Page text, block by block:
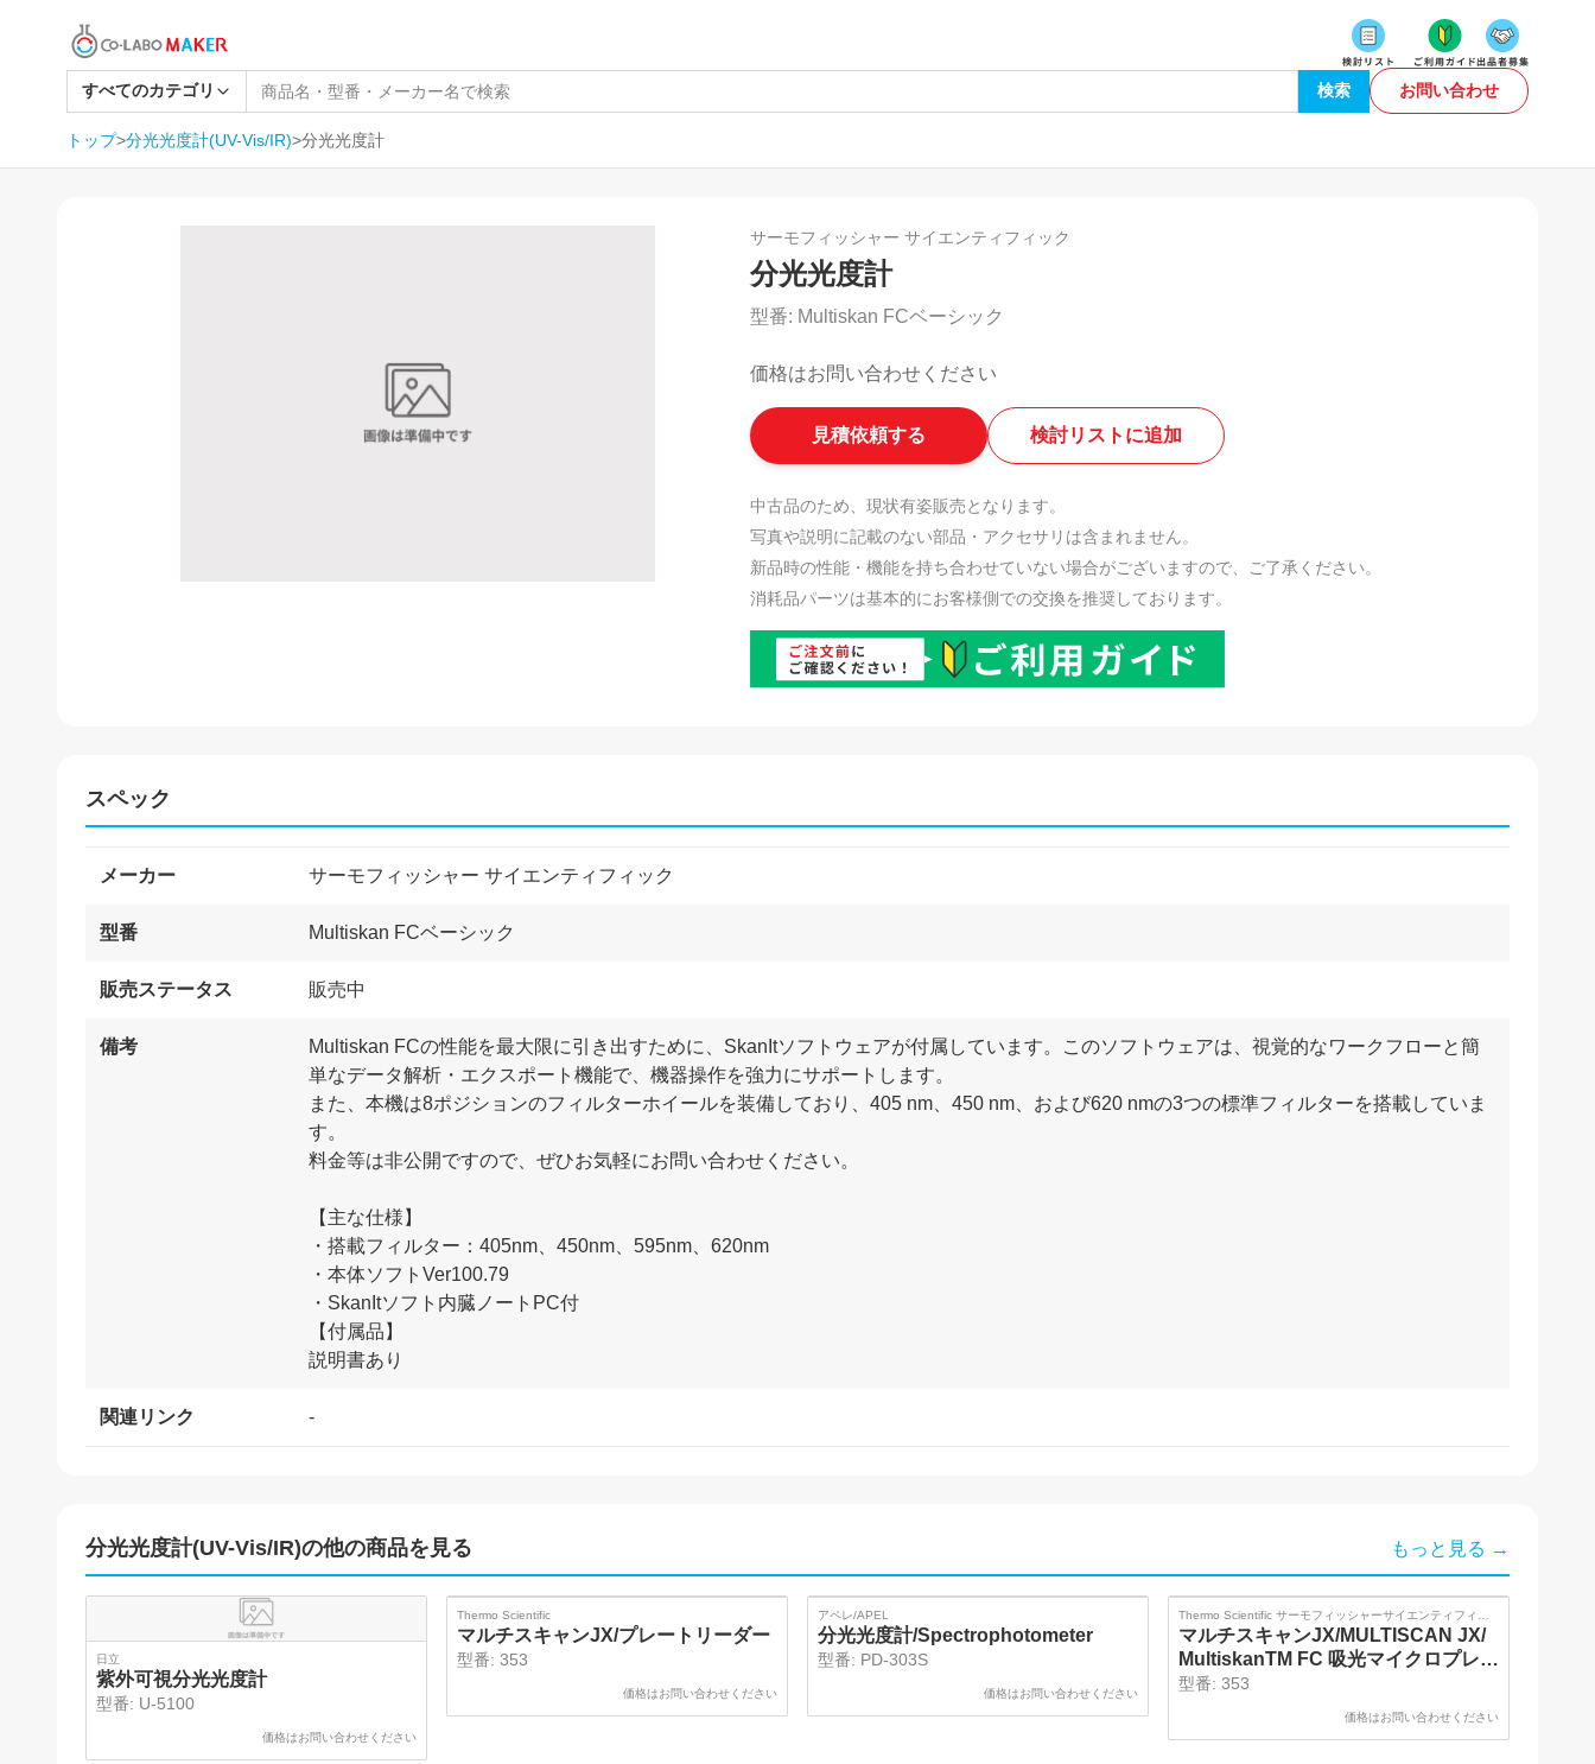
すべてのカテゴリ 検索 お問い合わせ
トップ>分光光度計(UV-Vis/IR)>分光光度計
サーモフィッシャー サイエンティフィック
分光光度計
型番: Multiskan FCベーシック
価格はお問い合わせください
見積依頼する 検討リストに追加
中古品のため、現状有姿販売となります。
写真や説明に記載のない部品・アクセサリは含まれません。
新品時の性能・機能を持ち合わせていない場合がございますので、ご了承ください。
消耗品パーツは基本的にお客様側での交換を推奨しております。
スペック
メーカー サーモフィッシャー サイエンティフィック
型番 Multiskan FCベーシック
販売ステータス 販売中
備考
Multiskan FCの性能を最大限に引き出すために、SkanItソフトウェアが付属しています。このソフトウェアは、視覚的なワークフローと簡
単なデータ解析・エクスポート機能で、機器操作を強力にサポートします。
また、本機は8ポジションのフィルターホイールを装備しており、405 nm、450 nm、および620 nmの3つの標準フィルターを搭載していま
す。
料金等は非公開ですので、ぜひお気軽にお問い合わせください。
【主な仕様】
・搭載フィルター：405nm、450nm、595nm、620nm
・本体ソフトVer100.79
・SkanItソフト内臓ノートPC付
【付属品】
関連リンク -
分光光度計(UV-Vis/IR)の他の商品を見る もっと見る →
日立
紫外可視分光光度計
型番: U-5100
価格はお問い合わせください
Thermo Scientific
マルチスキャンJX/プレートリーダー
型番: 353
価格はお問い合わせください
アペレ/APEL
分光光度計/Spectrophotometer
型番: PD-303S
価格はお問い合わせください
Thermo Scientific サーモフィッシャーサイエンティフィッ
ク ライフテクノロジーズ
マルチスキャンJX/MULTISCAN JX/
MultiskanTM FC 吸光マイクロプレー
トリーダー
型番: 353
価格はお問い合わせください